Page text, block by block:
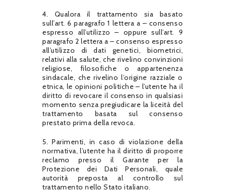
4. Qualora il trattamento sia basato
sull’art. 6 paragrafo 1 lettera a – consenso
espresso all’utilizzo – oppure sull’art. 9
paragrafo 2 lettera a – consenso espresso
all’utilizzo di dati genetici, biometrici,
relativi alla salute, che rivelino convinzioni
religiose, filosofiche o appartenenza
sindacale, che rivelino l’origine razziale o
etnica, le opinioni politiche – l’utente ha il
diritto di revocare il consenso in qualsiasi
momento senza pregiudicare la liceità del
trattamento basata sul consenso
prestato prima della revoca.
5. Parimenti, in caso di violazione della
normativa, l’utente ha il diritto di proporre
reclamo presso il Garante per la
Protezione dei Dati Personali, quale
autorità preposta al controllo sul
trattamento nello Stato italiano.